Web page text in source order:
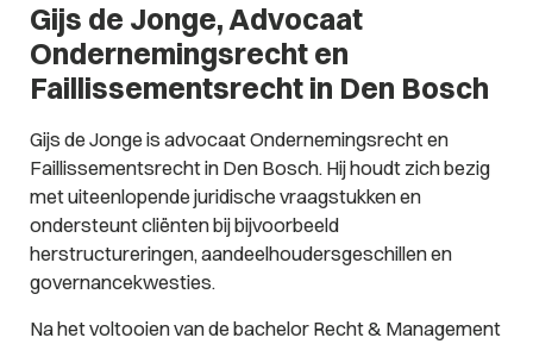
Gijs de Jonge, Advocaat
Ondernemingsrecht en
Faillissementsrecht in Den Bosch
Gijs de Jonge is advocaat Ondernemingsrecht en
Faillissementsrecht in Den Bosch. Hij houdt zich bezig
met uiteenlopende juridische vraagstukken en
ondersteunt cliënten bij bijvoorbeeld
herstructureringen, aandeelhoudersgeschillen en
governancekwesties.
Na het voltooien van de bachelor Recht & Management